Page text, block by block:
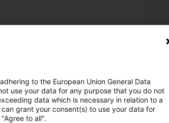
Sie
to the European Union General Data
use your data for any purpose that you do not
data which is necessary in relation to a
grant your consent(s) to use your data for
to all".